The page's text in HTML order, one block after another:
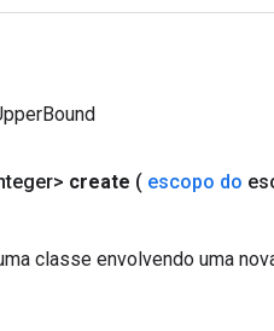
create ( escopo do
classe envolvendo uma